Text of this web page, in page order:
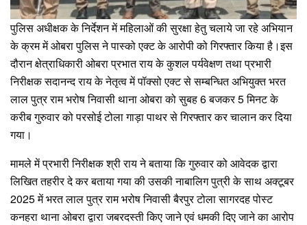
पुलिस अधीक्षक के निर्देशन में महिलाओं की सुरक्षा हेतु चलाये जा रहे अभियान
के क्रम में ओबरा पुलिस ने पास्को एक्ट के आरोपी को गिरफ्तार किया है।इस
दौरान क्षेत्राधिकारी ओबरा प्रभात राय के कुशल पर्यवेक्षण तथा प्रभारी
निरीक्षक सदानन्द राय के नेतृत्व में पॉक्सो एक्ट से सम्बन्धित अभियुक्त भरत
लाल पुत्र राम भरोष निवासी थाना ओबरा को सुबह 6 बजकर 5 मिनट के
करीब गुरुवार को परसोई टोला गाड़ा पाथर से गिरफ्तार कर चालान कर दिया
गया।
मामले में प्रभारी निरीक्षक श्री राय ने बताया कि गुरुवार को आवेदक द्वारा
लिखित तहरीर दे कर बताया गया की उसकी नाबालिग पुत्री के साथ अक्टूबर
2025 में भरत लाल पुत्र राम भरोष निवासी बैरपुर टोला सागरदह पोस्ट
कनहरा थाना ओबरा द्वारा जबरदस्ती किए जाने एवं धमकी दिए जाने का आरोप